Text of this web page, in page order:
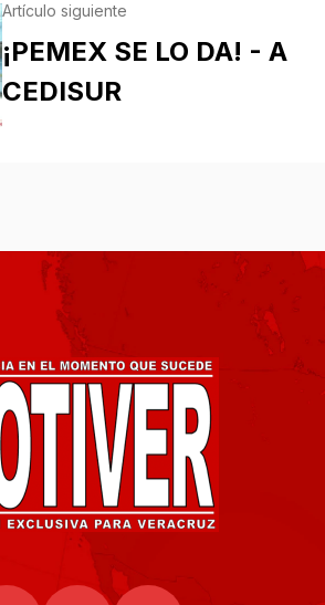
Artículo siguiente
¡PEMEX SE LO DA! - A
CEDISUR